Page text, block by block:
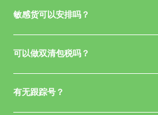
敏感货可以安排吗？
可以做双清包税吗？
有无跟踪号？